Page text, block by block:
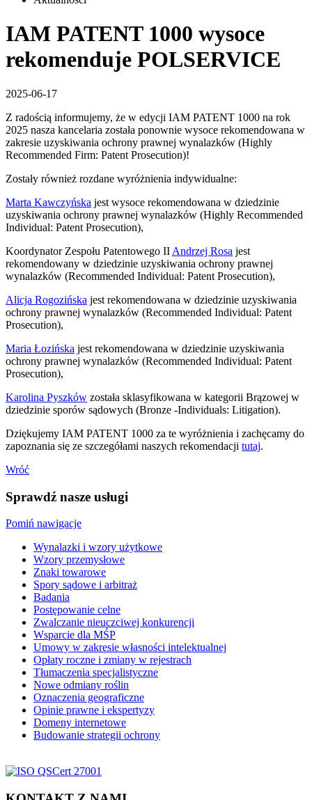
IAM PATENT 1000 wysoce
rekomenduje POLSERVICE
2025-06-17
Z radością informujemy, że w edycji IAM PATENT 1000 na rok
2025 nasza kancelaria została ponownie wysoce rekomendowana w
zakresie uzyskiwania ochrony prawnej wynalazków (Highly
Recommended Firm: Patent Prosecution)!
Zostały również rozdane wyróżnienia indywidualne:
Marta Kawczyńska jest wysoce rekomendowana w dziedzinie
uzyskiwania ochrony prawnej wynalazków (Highly Recommended
Individual: Patent Prosecution),
Koordynator Zespołu Patentowego II Andrzej Rosa jest
rekomendowany w dziedzinie uzyskiwania ochrony prawnej
wynalazków (Recommended Individual: Patent Prosecution),
Alicja Rogozińska jest rekomendowana w dziedzinie uzyskiwania
ochrony prawnej wynalazków (Recommended Individual: Patent
Prosecution),
Maria Łozińska jest rekomendowana w dziedzinie uzyskiwania
ochrony prawnej wynalazków (Recommended Individual: Patent
Prosecution),
Karolina Pyszków została sklasyfikowana w kategorii Brązowej w
dziedzinie sporów sądowych (Bronze -Individuals: Litigation).
Dziękujemy IAM PATENT 1000 za te wyróżnienia i zachęcamy do
zapoznania się ze szczegółami naszych rekomendacji tutaj.
Wróć
Sprawdź nasze usługi
Pomiń nawigacje
Wynalazki i wzory użytkowe
Wzory przemysłowe
Znaki towarowe
Spory sądowe i arbitraż
Badania
Postępowanie celne
Zwalczanie nieuczciwej konkurencji
Wsparcie dla MŚP
Umowy w zakresie własności intelektualnej
Opłaty roczne i zmiany w rejestrach
Tłumaczenia specjalistyczne
Nowe odmiany roślin
Oznaczenia geograficzne
Opinie prawne i ekspertyzy
Domeny internetowe
Budowanie strategii ochrony